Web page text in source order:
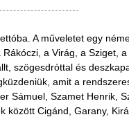
A műveletet egy
a Virág, a Sziget,
szögesdróttal és
amit a
Szamet Henrik,
Cigánd, Garany,